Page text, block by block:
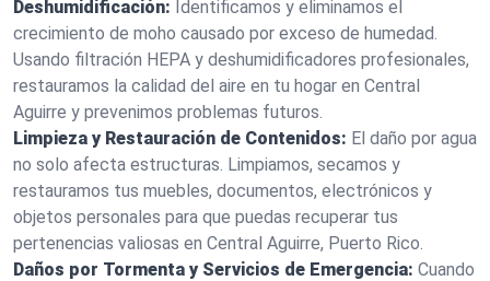
Deshumidificación: Identificamos y eliminamos el
crecimiento de moho causado por exceso de humedad.
Usando filtración HEPA y deshumidificadores profesionales,
restauramos la calidad del aire en tu hogar en Central
Aguirre y prevenimos problemas futuros.
Limpieza y Restauración de Contenidos: El daño por agua
no solo afecta estructuras. Limpiamos, secamos y
restauramos tus muebles, documentos, electrónicos y
objetos personales para que puedas recuperar tus
pertenencias valiosas en Central Aguirre, Puerto Rico.
Daños por Tormenta y Servicios de Emergencia: Cuando